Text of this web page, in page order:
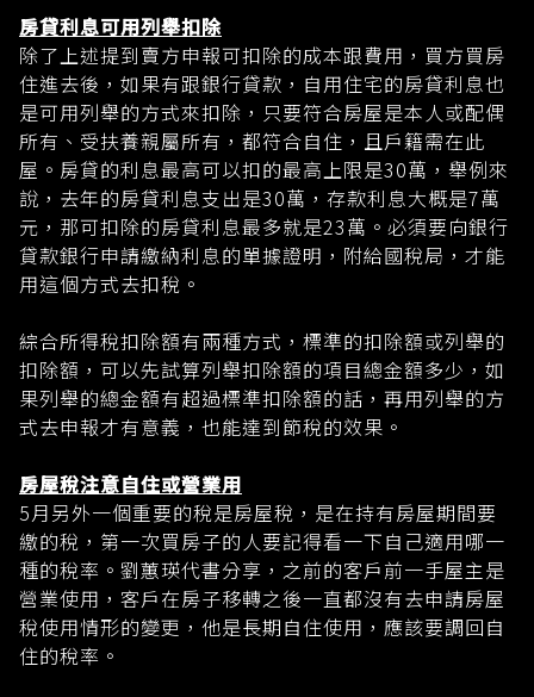
房貸利息可用列舉扣除
除了上述提到賣方申報可扣除的成本跟費用，買方買房
住進去後，如果有跟銀行貸款，自用住宅的房貸利息也
是可用列舉的方式來扣除，只要符合房屋是本人或配偶
所有、受扶養親屬所有，都符合自住，且戶籍需在此
屋。房貸的利息最高可以扣的最高上限是30萬，舉例來
說，去年的房貸利息支出是30萬，存款利息大概是7萬
元，那可扣除的房貸利息最多就是23萬。必須要向銀行
貸款銀行申請繳納利息的單據證明，附給國稅局，才能
用這個方式去扣稅。
綜合所得稅扣除額有兩種方式，標準的扣除額或列舉的
扣除額，可以先試算列舉扣除額的項目總金額多少，如
果列舉的總金額有超過標準扣除額的話，再用列舉的方
式去申報才有意義，也能達到節稅的效果。
房屋稅注意自住或營業用
5月另外一個重要的稅是房屋稅，是在持有房屋期間要
繳的稅，第一次買房子的人要記得看一下自己適用哪一
種的稅率。劉蕙瑛代書分享，之前的客戶前一手屋主是
營業使用，客戶在房子移轉之後一直都沒有去申請房屋
稅使用情形的變更，他是長期自住使用，應該要調回自
住的稅率。